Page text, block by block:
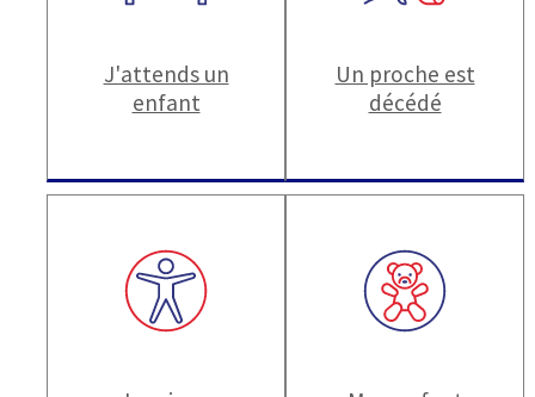
J'attends un
enfant
Un proche est
décédé